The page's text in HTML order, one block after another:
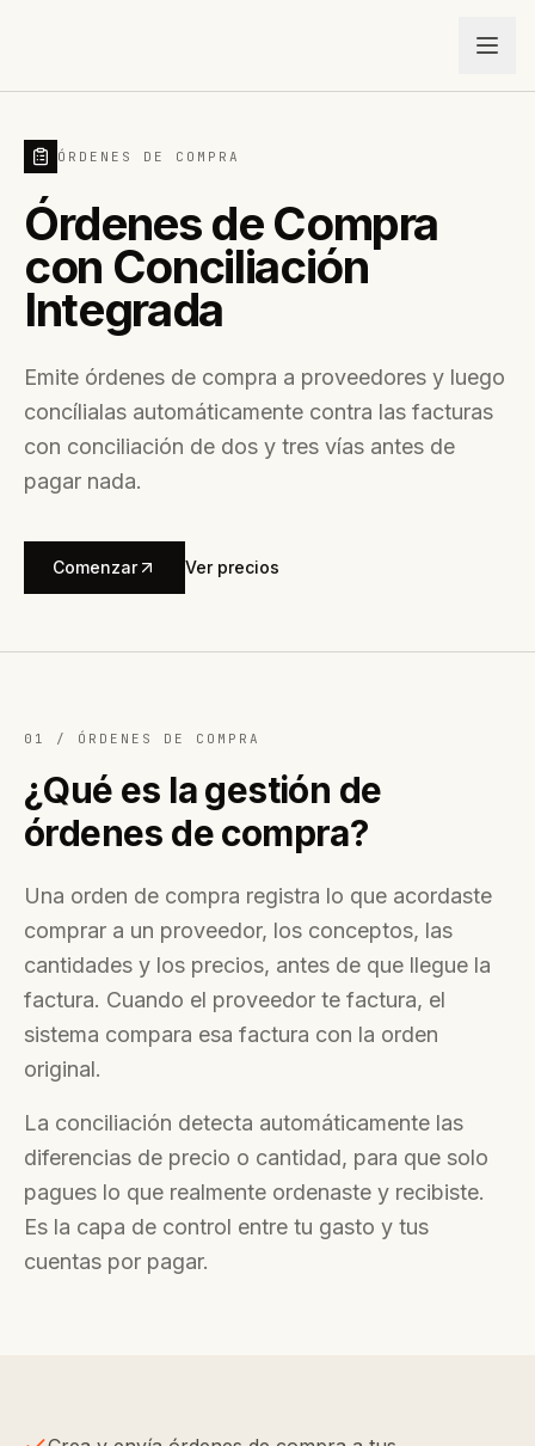
ÓRDENES DE COMPRA
Órdenes de Compra
con Conciliación
Integrada
Emite órdenes de compra a proveedores y luego
concílialas automáticamente contra las facturas
con conciliación de dos y tres vías antes de
pagar nada.
Comenzar Ver precios
01 / ÓRDENES DE COMPRA
¿Qué es la gestión de
órdenes de compra?
Una orden de compra registra lo que acordaste
comprar a un proveedor, los conceptos, las
cantidades y los precios, antes de que llegue la
factura. Cuando el proveedor te factura, el
sistema compara esa factura con la orden
original.
La conciliación detecta automáticamente las
diferencias de precio o cantidad, para que solo
pagues lo que realmente ordenaste y recibiste.
Es la capa de control entre tu gasto y tus
cuentas por pagar.